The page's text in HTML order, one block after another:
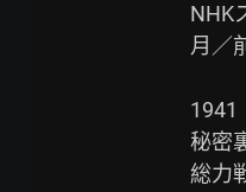
NHK
月／
1941
秘密
総力